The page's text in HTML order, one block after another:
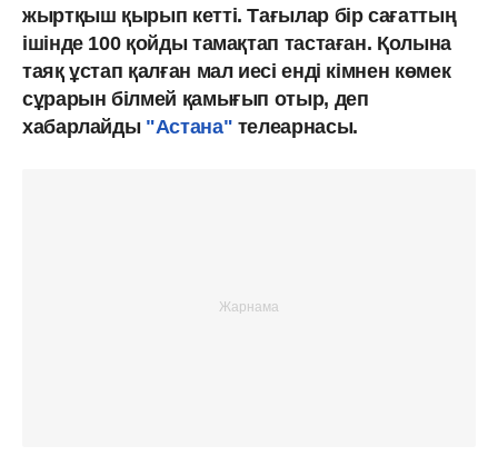
жыртқыш қырып кетті. Тағылар бір сағаттың
ішінде 100 қойды тамақтап тастаған. Қолына
таяқ ұстап қалған мал иесі енді кімнен көмек
сұрарын білмей қамығып отыр, деп
хабарлайды"Астана" телеарнасы.